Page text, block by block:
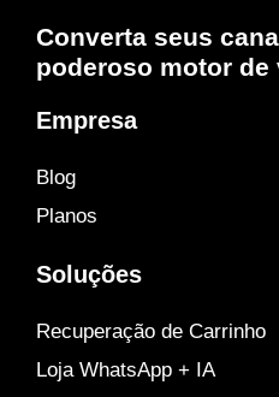
Converta seus
poderoso motor de
Empresa
Blog
Planos
Soluções
Recuperação de Carrinho
Loja WhatsApp + IA